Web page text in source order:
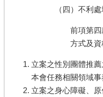
（四）不利
前項第
方式及資
立案之性別團體推
本會任務相關領域事
立案之身心障礙、